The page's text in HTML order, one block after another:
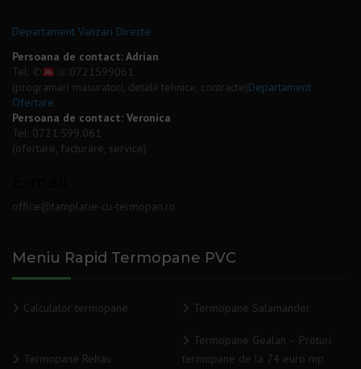
Departament Vanzari Directe
Persoana de contact: Adrian
Tel: ✆
☏ 0721599061
(programari masuratori, detalii tehnice, contracte)Departament
Ofertare
Persoana de contact: Veronica
Tel: 0721.599.061
(ofertare, facturare, service)
office@tamplarie-cu-termopan.ro
Meniu Rapid Termopane PVC
Calculator termopane Termopane Salamander
Termopane Rehau
Termopane Gealan – Preturi
termopane de la 74 euro mp